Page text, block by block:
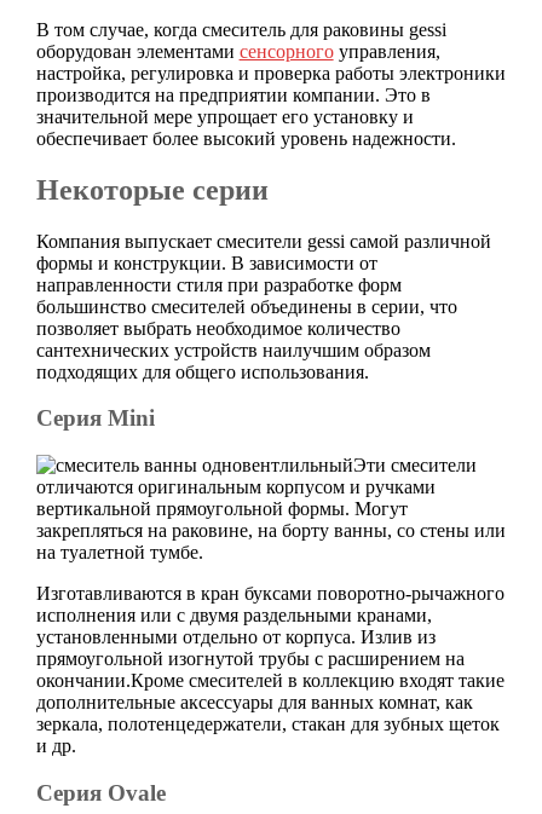
В том случае, когда смеситель для раковины gessi
оборудован элементами сенсорногоуправления,
настройка, регулировка и проверка работы электроники
производится на предприятии компании. Это в
значительной мере упрощает его установку и
обеспечивает более высокий уровень надежности.
Некоторые серии
Компания выпускает смесители gessi самой различной
формы и конструкции. В зависимости от
направленности стиля при разработке форм
большинство смесителей объединены в серии, что
позволяет выбрать необходимое количество
сантехнических устройств наилучшим образом
подходящих для общего использования.
Серия Mini
Эти смесители
отличаются оригинальным корпусом и ручками
вертикальной прямоугольной формы. Могут
закрепляться на раковине, на борту ванны, со стены или
на туалетной тумбе.
Изготавливаются в кран буксами поворотно-рычажного
исполнения или с двумя раздельными кранами,
установленными отдельно от корпуса. Излив из
прямоугольной изогнутой трубы с расширением на
окончании.Кроме смесителей в коллекцию входят такие
дополнительные аксессуары для ванных комнат, как
зеркала, полотенцедержатели, стакан для зубных щеток
и др.
Серия Ovale